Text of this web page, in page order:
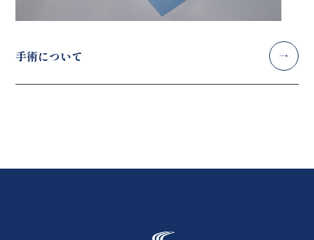
手術について